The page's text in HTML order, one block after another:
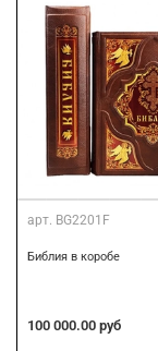
арт. BG2201F
Библия в коробе
100 000.00 руб